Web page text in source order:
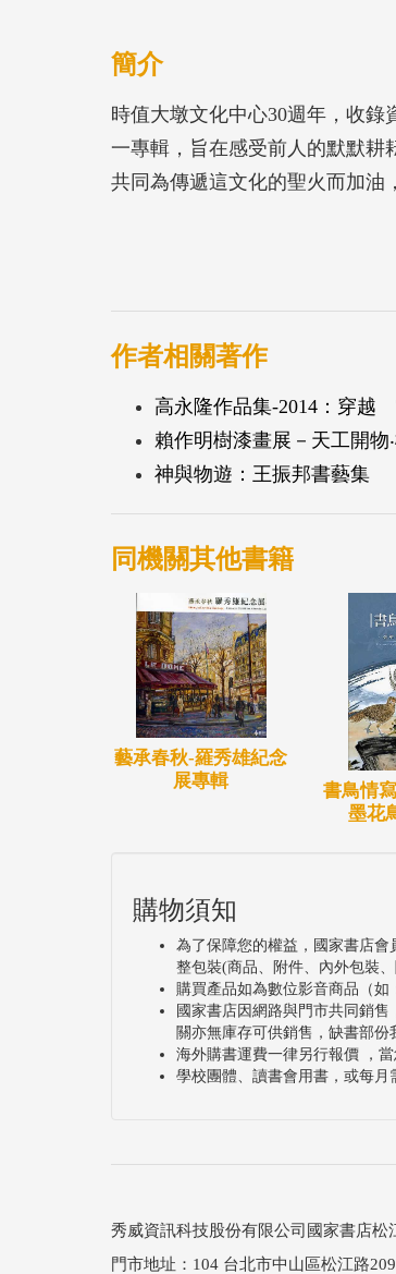
簡介
時值大墩文化中心30週年，收
一專輯，旨在感受前人的默默耕
共同為傳遞這文化的聖火而加油
作者相關著作
高永隆作品集-2014：穿越
賴作明樹漆畫展－天工開物
神與物遊：王振邦書藝集
同機關其他書籍
藝承春秋-羅秀雄紀念
展專輯
書鳥情
墨花
購物須知
為了保障您的權益，國家書店
整包裝(商品、附件、內外包裝
購買產品如為數位影音商品（
國家書店因網路與門市共同銷
關亦無庫存可供銷售，缺書部份
海外購書運費一律另行報價 ，
學校團體、讀書會用書，或每月
秀威資訊科技股份有限公司國家書店
門市地址：104 台北市中山區松江路